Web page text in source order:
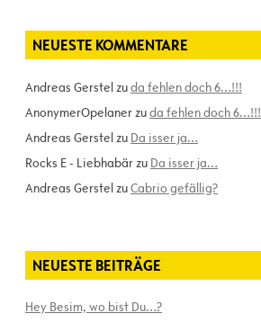
NEUESTE KOMMENTARE
Andreas Gerstelzuda fehlen doch 6…!!!
AnonymerOpelanerzuda fehlen doch 6…!!!
Andreas Gerstelzu Da isser ja…
Rocks E - Liebhabärzu Da isser ja…
Andreas GerstelzuCabrio gefällig?
NEUESTE BEITRÄGE
Hey Besim, wo bist Du…?